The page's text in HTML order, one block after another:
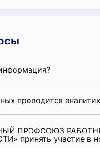
проводится
ПРОФСОЮЗ
принять участие в